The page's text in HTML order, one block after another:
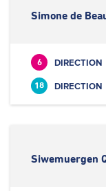
Simone de
6 DIRECTION
18 DIRECTION
Siwemuergen